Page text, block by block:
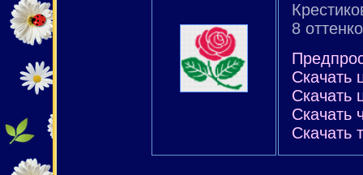
8
Скачать
Скачать
Скачать
Скачать